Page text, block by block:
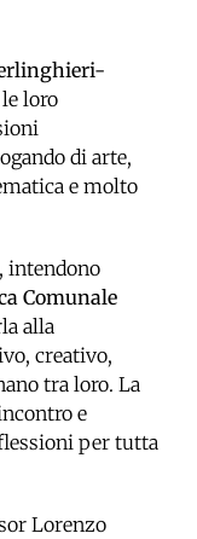
loro
di arte,
e molto
, intendono
Comunale
alla
creativo,
tra loro. La
e
per tutta
Lorenzo